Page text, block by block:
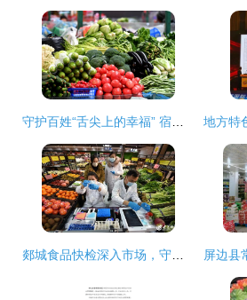
守护百姓“舌尖上的幸福” 宿迁试行食用农产品合格证制度
郯城食品快检深入市场，守护市民节日舌尖安全